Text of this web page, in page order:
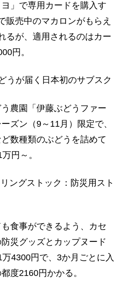
」で専用カードを購入す
販売中のマカロンがもらえ
るが、適用されるのはカー
円。
うが届く日本初のサブスク
農園「伊藤ぶどうファー
ズン（9～11月）限定で、
数種類のぶどうを詰めて
円～。
ングストック：防災用スト
食事ができるよう、カセ
災グッズとカップヌード
4300円で、3か月ごとに入
度2160円かかる。